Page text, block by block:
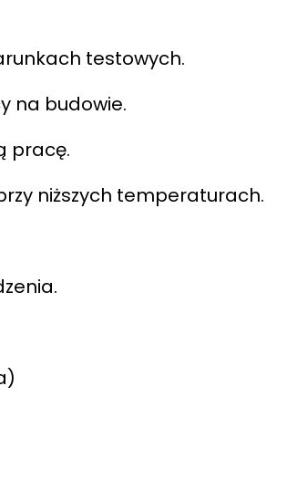
testowych.
na budowie.
pracę.
niższych temperaturach.